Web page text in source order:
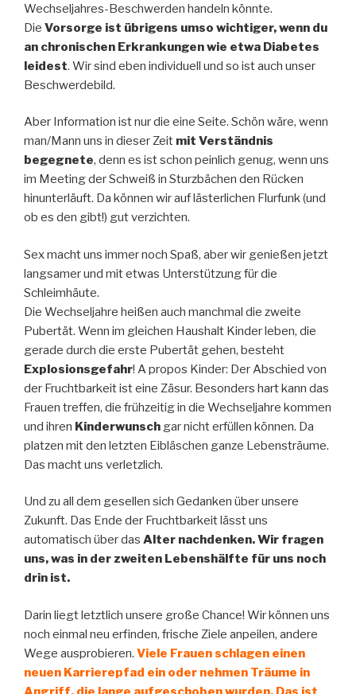
Wechseljahres-Beschwerden handeln könnte.
Die Vorsorge ist übrigens umso wichtiger, wenn du
an chronischen Erkrankungen wie etwa Diabetes
leidest. Wir sind eben individuell und so ist auch unser
Beschwerdebild.
Aber Information ist nur die eine Seite. Schön wäre, wenn
man/Mann uns in dieser Zeit mit Verständnis
begegnete, denn es ist schon peinlich genug, wenn uns
im Meeting der Schweiß in Sturzbächen den Rücken
hinunterläuft. Da können wir auf lästerlichen Flurfunk (und
ob es den gibt!) gut verzichten.
Sex macht uns immer noch Spaß, aber wir genießen jetzt
langsamer und mit etwas Unterstützung für die
Schleimhäute.
Die Wechseljahre heißen auch manchmal die zweite
Pubertät. Wenn im gleichen Haushalt Kinder leben, die
gerade durch die erste Pubertät gehen, besteht
Explosionsgefahr! A propos Kinder: Der Abschied von
der Fruchtbarkeit ist eine Zäsur. Besonders hart kann das
Frauen treffen, die frühzeitig in die Wechseljahre kommen
und ihren Kinderwunsch gar nicht erfüllen können. Da
platzen mit den letzten Eibläschen ganze Lebensträume.
Das macht uns verletzlich.
Und zu all dem gesellen sich Gedanken über unsere
Zukunft. Das Ende der Fruchtbarkeit lässt uns
automatisch über das Alter nachdenken. Wir fragen
uns, was in der zweiten Lebenshälfte für uns noch
drin ist.
Darin liegt letztlich unsere große Chance! Wir können uns
noch einmal neu erfinden, frische Ziele anpeilen, andere
Wege ausprobieren. Viele Frauen schlagen einen
neuen Karrierepfad ein oder nehmen Träume in